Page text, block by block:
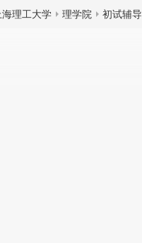
海理工大学 理学院 初试辅导